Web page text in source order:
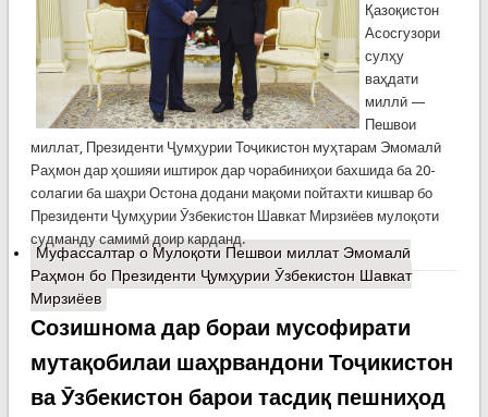
Қазоқистон
Асосгузори
сулҳу
ваҳдати
миллӣ —
Пешвои
миллат, Президенти Ҷумҳурии Тоҷикистон муҳтарам Эмомалӣ
Раҳмон дар ҳошияи иштирок дар чорабиниҳои бахшида ба 20-
солагии ба шаҳри Остона додани мақоми пойтахти кишвар бо
Президенти Ҷумҳурии Ӯзбекистон Шавкат Мирзиёев мулоқоти
судманду самимӣ доир карданд.
Муфассалтаро Мулоқоти Пешвои миллат Эмомалӣ
Раҳмон бо Президенти Ҷумҳурии Ӯзбекистон Шавкат
Мирзиёев
Созишнома дар бораи мусофирати
мутақобилаи шаҳрвандони Тоҷикистон
ва Ӯзбекистон барои тасдиқ пешниҳод